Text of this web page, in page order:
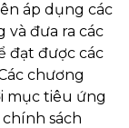
áp dụng các
đưa ra các
đạt được các
chương
mục tiêu ứng
sách